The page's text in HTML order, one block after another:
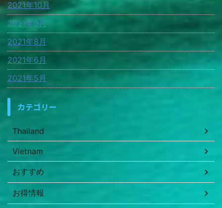
2021年10月
2021年9月
2021年8月
2021年6月
2021年5月
カテゴリー
Thailand
Vietnam
おすすめ
お得情報